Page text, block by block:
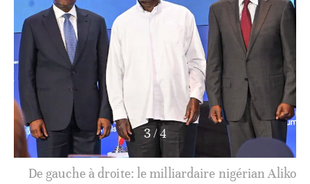
3/4
De gauche à droite: le milliardaire nigérian Aliko